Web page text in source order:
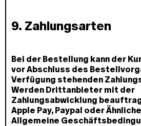
9. Zahlungsarten
Bei der Bestellung kann der
vor Abschluss des
Verfügung stehenden
Werden Drittanbieter mit der
Zahlungsabwicklung
Apple Pay, Paypal oder
Allgemeine